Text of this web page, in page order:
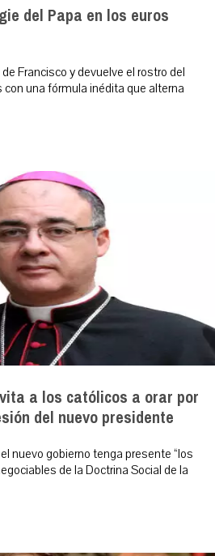
del Papa en los euros
Francisco y devuelve el rostro del
una fórmula inédita que alterna
a los católicos a orar por
del nuevo presidente
nuevo gobierno tenga presente “los
de la Doctrina Social de la